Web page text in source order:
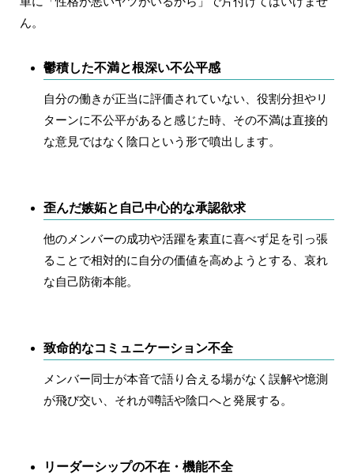
ん。
鬱積した不満と根深い不公平感
自分の働きが正当に評価されていない、役割分担やリ
ターンに不公平があると感じた時、その不満は直接的
な意見ではなく陰口という形で噴出します。
歪んだ嫉妬と自己中心的な承認欲求
他のメンバーの成功や活躍を素直に喜べず足を引っ張
ることで相対的に自分の価値を高めようとする、哀れ
な自己防衛本能。
致命的なコミュニケーション不全
メンバー同士が本音で語り合える場がなく誤解や憶測
が飛び交い、それが噂話や陰口へと発展する。
リーダーシップの不在・機能不全